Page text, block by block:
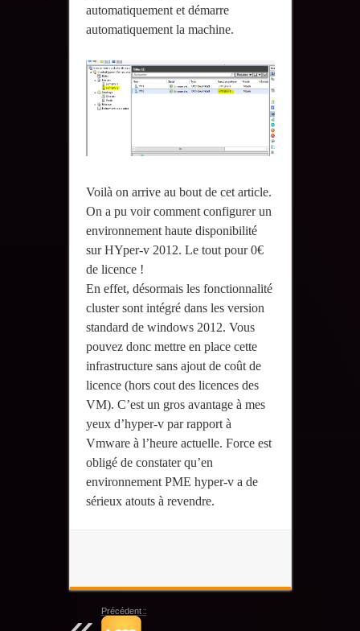
automatiquement et démarre
automatiquement la machine.
Voilà on arrive au bout de cet article.
On a pu voir comment configurer un
environnement haute disponibilité
sur HYper-v 2012. Le tout pour 0€
de licence !
En effet, désormais les fonctionnalité
cluster sont intégré dans les version
standard de windows 2012. Vous
pouvez donc mettre en place cette
infrastructure sans ajout de coût de
licence (hors cout des licences des
VM). C’est un gros avantage à mes
yeux d’hyper-v par rapport à
Vmware à l’heure actuelle. Force est
obligé de constater qu’en
environnement PME hyper-v a de
sérieux atouts à revendre.
Précédent :